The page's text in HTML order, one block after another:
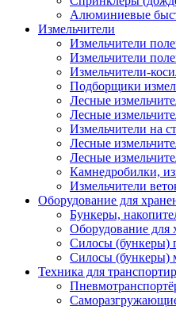
Алюминиевые
Измельчители
Измельчители
Измельчители
Измельчители-
Подборщики
Лесные
Лесные
Измельчители на
Лесные
Лесные
Камнедробилки,
Измельчители
Оборудование для
Бункеры,
Оборудование для
Силосы (бункеры)
Силосы (бункеры)
Техника для